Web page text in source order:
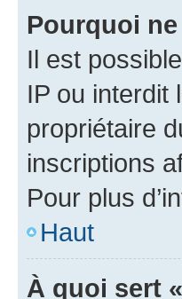
Pourquoi
Il est
IP ou interdit
propriétaire
inscriptions
Pour plus
Haut
À quoi sert